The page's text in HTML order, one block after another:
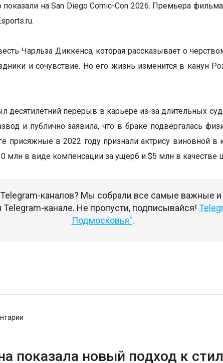
на San Diego Comic-Con 2026. Премьера фильма
Чарльза Диккенса, которая рассказывает о
и сочувствие. Но его жизнь изменится в канун
перерыв в карьере из-за длительных
и публично заявила, что в браке подвергалась
присяжные в 2022 году признали актрису виновной
млн в виде компенсации за ущерб и $5 млн в качестве
каналов? Мы собрали все самые важные
канале. Не пропусти, подписывайся!
Подмосковья".
показала новый подход к